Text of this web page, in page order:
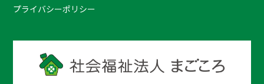
プライバシーポリシー